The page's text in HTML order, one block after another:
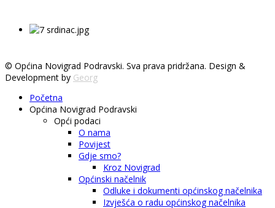
© Općina Novigrad Podravski. Sva prava pridržana. Design &
Development by Georg
Početna
Općina Novigrad Podravski
Opći podaci
O nama
Povijest
Gdje smo?
Kroz Novigrad
Općinski načelnik
Odluke i dokumenti općinskog načelnika
Izvješća o radu općinskog načelnika